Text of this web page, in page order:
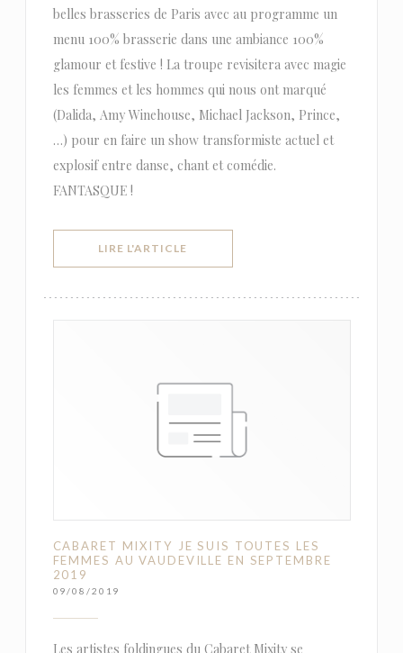
belles brasseries de Paris avec au programme un
menu 100% brasserie dans une ambiance 100%
glamour et festive ! La troupe revisitera avec magie
les femmes et les hommes qui nous ont marqué
(Dalida, Amy Winehouse, Michael Jackson, Prince,
…) pour en faire un show transformiste actuel et
explosif entre danse, chant et comédie.
FANTASQUE !
LIRE L'ARTICLE
CABARET MIXITY JE SUIS TOUTES LES
FEMMES AU VAUDEVILLE EN SEPTEMBRE
2019
09/08/2019
Les artistes foldingues du Cabaret Mixity se